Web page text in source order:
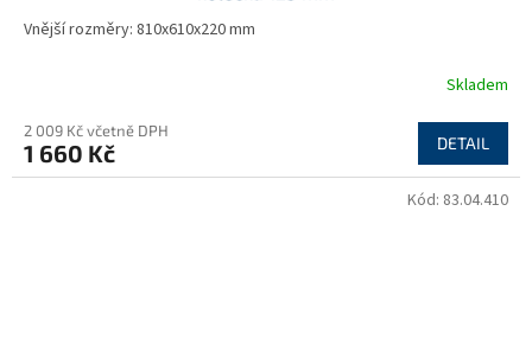
Vnější rozměry: 810x610x220 mm
Skladem
2 009 Kč včetně DPH
1 660 Kč DETAIL
Kód: 83.04.410